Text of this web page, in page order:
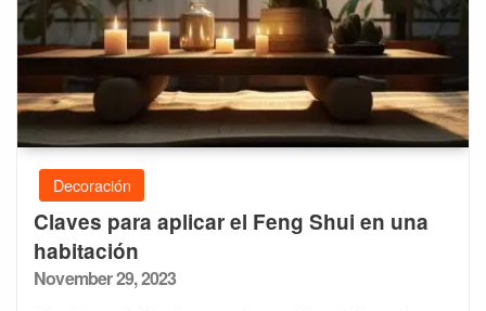
Decoración
Claves para aplicar el Feng Shui en una
habitación
Posted
November 29, 2023